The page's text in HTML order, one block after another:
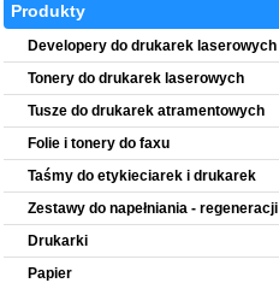
Produkty
Developery do drukarek laserowych
Tonery do drukarek laserowych
Tusze do drukarek atramentowych
Folie i tonery do faxu
Taśmy do etykieciarek i drukarek
Zestawy do napełniania - regeneracji
Drukarki
Papier